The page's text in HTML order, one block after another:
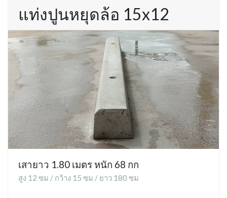
แท่งปูนหยุดล้อ 15x12
เสายาว 1.80 เมตร หนัก 68 กก
สูง 12 ซม / กว้าง 15 ซม / ยาว 180 ซม